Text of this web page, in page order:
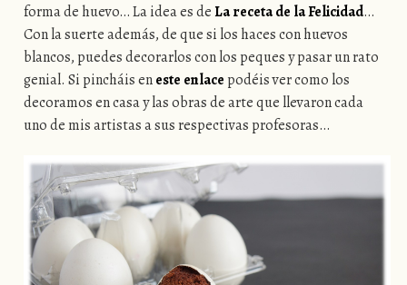
forma de huevo… La idea es deLa receta de la Felicidad…
Con la suerte además, de que si los haces con huevos
blancos, puedes decorarlos con los peques y pasar un rato
genial. Si pincháis eneste enlace podéis ver como los
decoramos en casa y las obras de arte que llevaron cada
uno de mis artistas a sus respectivas profesoras…